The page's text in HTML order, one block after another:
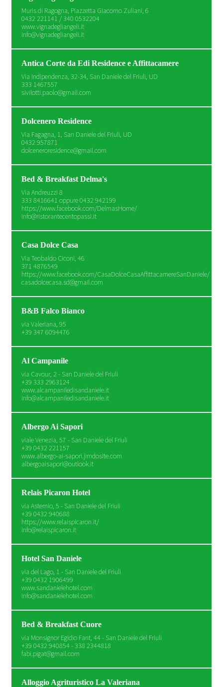
Muris di Ragogna, Piazzetta Giacomo Zuliani, 6
0432 221141 / 340 0532204
www.vignadegliangeli.it
info@vignadegliangeli.it
Antica Corte da Edi Residence e Affittacamere
Via Indipendenza, 32-34, San Daniele del Friuli, UD
333 1467557
sivilotti.paolo@gmail.com
Dolcenero Residence
Via Fagagna, 1, San Daniele del Friuli, UD
0432 957871
dolceneroresidence@gmail.com
Bed & Breakfast Delma's
Via Andreuzzi 8
333 8416641 oppure 0432 942199
https://www.facebook.com/DelmasHome/
info@ristorantecentopassi.it
Casa Dolce Casa
Via Teobaldo Ciconi, 46
371 4876549
https://www.facebook.com/CasaDolceCasaAffittacamereSanDaniele/
casadolcecasa.sd@gmail.com
B&B Falco Bianco
via Valeriana, 95
+39 347 6094476
Al Campanile
via Cavour, 2 - San Daniele del Friuli
+39 333 2963124
www.alcampaniledisandaniele.it
info@alcampaniledisandaniele.it
Albergo Ai Sapori
viale Venezia, 57 - San Daniele del Friuli
+39 0432 221157
www.albergo-ai-sapori.jimdosite.com
albergoaisapori@outlook.it
Relais Picaron Hotel
via Astemio, 5 - San Daniele del Friuli
+39 0432 940688
https://www.relaispicaron.it/
info@relaispicaron.it
Hotel San Daniele
via del Lago, 1 - San Daniele del Friuli
+39 0432 1906499
www.sandanielehotel.com
info@sandanielehotel.com
Bed & Breakfast Cuore
via Monsignor Egidio Fant, 44 - San Daniele del Friuli
+39 0432 940854 - 338 2344818
fabi.pigat@gmail.com
Alloggio Agrituristico La Valeriana